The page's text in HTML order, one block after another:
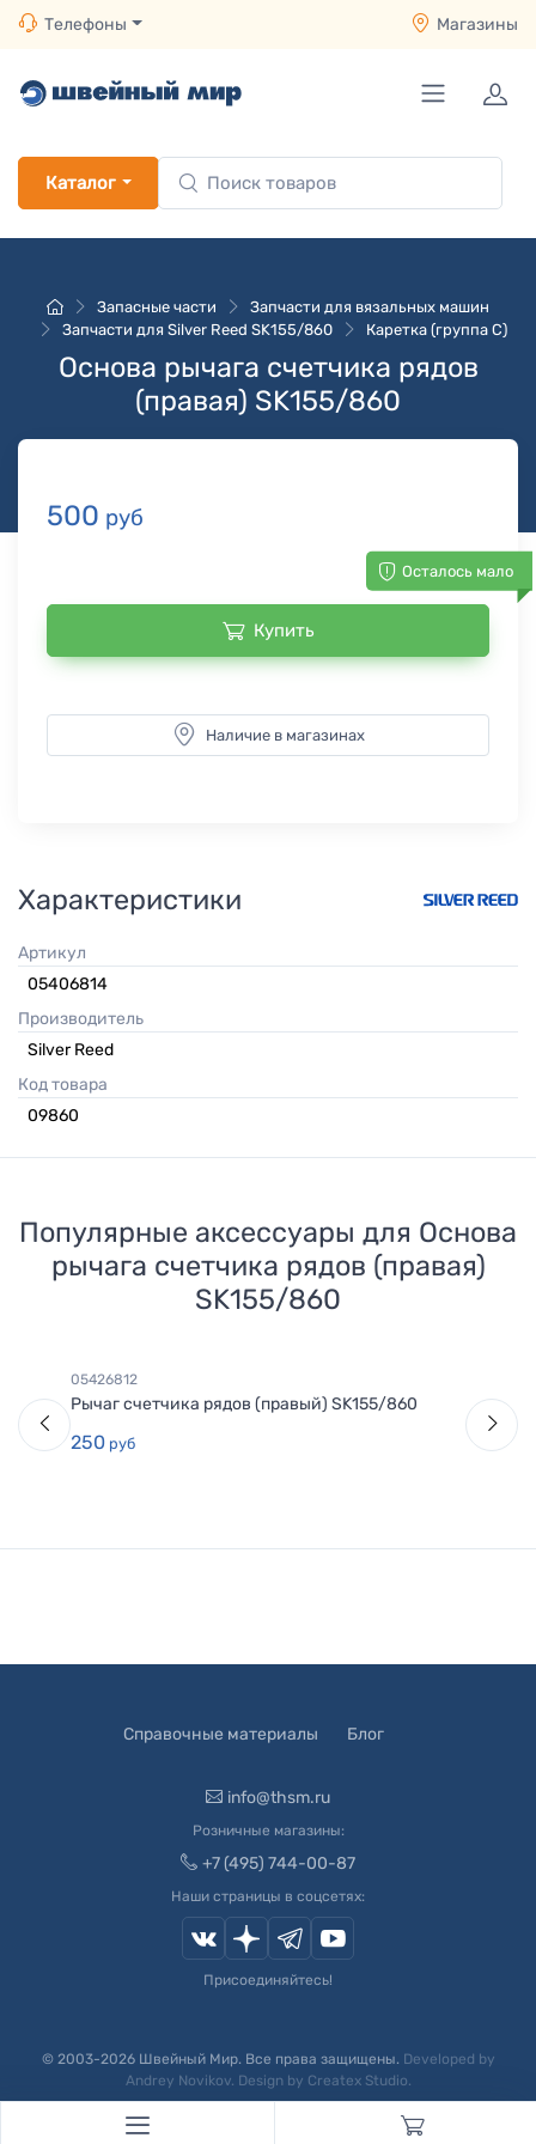
Телефоны Магазины
Каталог
Запасные части
Запчасти для вязальных машин
Запчасти для Silver Reed SK155/860
Каретка (группа C)
Основа рычага счетчика рядов
(правая) SK155/860
500 руб
Осталось мало
Купить
Наличие в магазинах
Характеристики
Артикул
05406814
Производитель
Silver Reed
Код товара
09860
Популярные аксессуары для Основа
рычага счетчика рядов (правая)
SK155/860
05426812
Рычаг счетчика рядов (правый) SK155/860
250 руб
Справочные материалы Блог
info@thsm.ru
Розничные магазины:
+7 (495) 744-00-87
Наши страницы в соцсетях:
Присоединяйтесь!
© 2003-2026Швейный Мир. Все права защищены. Developed by
Andrey Novikov. Design by Createx Studio.